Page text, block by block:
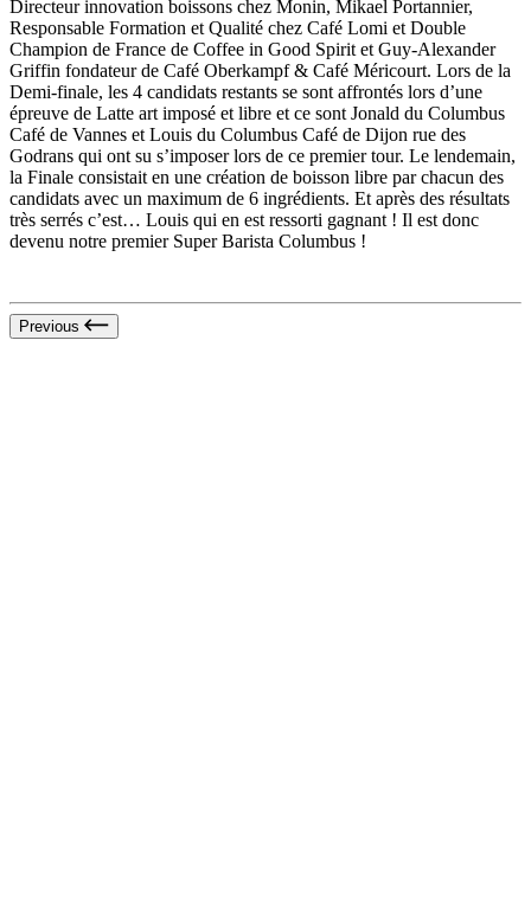
Directeur innovation boissons chez Monin, Mikael Portannier,
Responsable Formation et Qualité chez Café Lomi et Double
Champion de France de Coffee in Good Spirit et Guy-Alexander
Griffin fondateur de Café Oberkampf & Café Méricourt. Lors de la
Demi-finale, les 4 candidats restants se sont affrontés lors d’une
épreuve de Latte art imposé et libre et ce sont Jonald du Columbus
Café de Vannes et Louis du Columbus Café de Dijon rue des
Godrans qui ont su s’imposer lors de ce premier tour. Le lendemain,
la Finale consistait en une création de boisson libre par chacun des
candidats avec un maximum de 6 ingrédients. Et après des résultats
très serrés c’est… Louis qui en est ressorti gagnant ! Il est donc
devenu notre premier Super Barista Columbus !
Previous